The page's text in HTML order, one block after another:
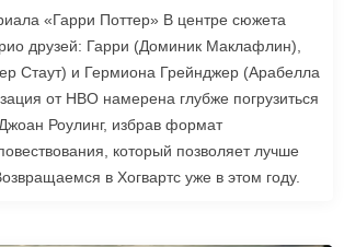
«Гарри Поттер» В центре сюжета
друзей: Гарри (Доминик Маклафлин),
Стаут) и Гермиона Грейнджер (Арабелла
от HBO намерена глубже погрузиться
Роулинг, избрав формат
который позволяет лучше
в Хогвартс уже в этом году.